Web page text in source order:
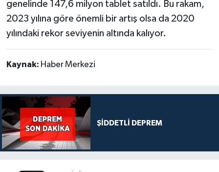
genelinde 147,6 milyon tablet satıldı. Bu rakam,
2023 yılına göre önemli bir artış olsa da 2020
yılındaki rekor seviyenin altında kalıyor.
Kaynak: Haber Merkezi
ŞİDDETLİ DEPREM